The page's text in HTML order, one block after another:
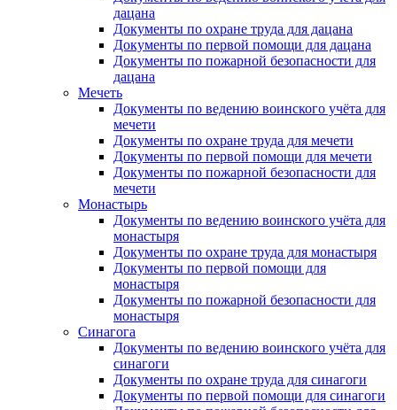
дацана
Документы по охране труда для дацана
Документы по первой помощи для дацана
Документы по пожарной безопасности для
дацана
Мечеть
Документы по ведению воинского учёта для
мечети
Документы по охране труда для мечети
Документы по первой помощи для мечети
Документы по пожарной безопасности для
мечети
Монастырь
Документы по ведению воинского учёта для
монастыря
Документы по охране труда для монастыря
Документы по первой помощи для
монастыря
Документы по пожарной безопасности для
монастыря
Синагога
Документы по ведению воинского учёта для
синагоги
Документы по охране труда для синагоги
Документы по первой помощи для синагоги